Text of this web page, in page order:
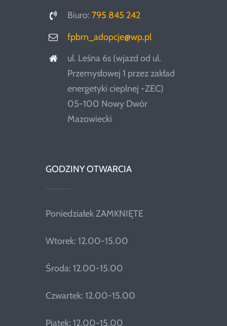
Biuro:795 845 242
fpbm_adopcje@wp.pl
ul. Leśna 6s (wjazd od ul.
Przemysłowej 1 przez zakład
energetyki cieplnej -ZEC)
05-100 Nowy Dwór
Mazowiecki
GODZINY OTWARCIA
Poniedziałek ZAMKNIĘTE
Wtorek: 12.00-15.00
Środa: 12.00-15.00
Czwartek: 12.00-15.00
Piątek: 12.00-15.00